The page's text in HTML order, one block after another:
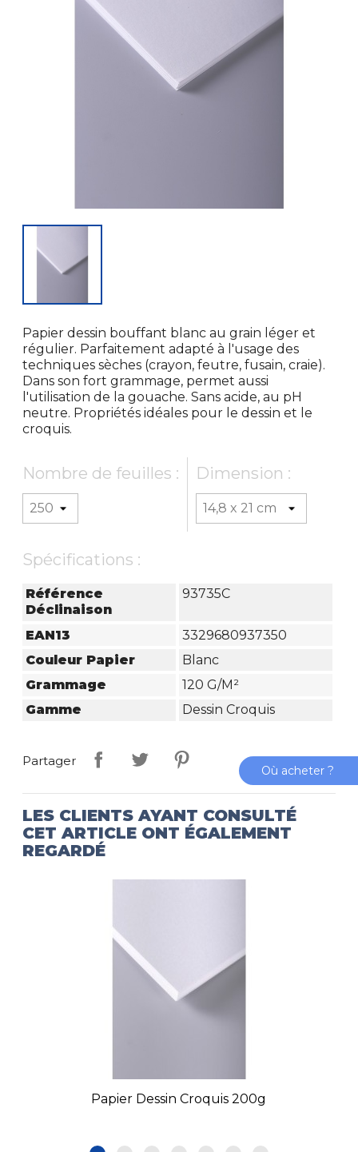
Papier dessin bouffant blanc au grain léger et
régulier. Parfaitement adapté à l'usage des
techniques sèches (crayon, feutre, fusain, craie).
Dans son fort grammage, permet aussi
l'utilisation de la gouache. Sans acide, au pH
neutre. Propriétés idéales pour le dessin et le
croquis.
Nombre de feuilles : Dimension :
Spécifications :
Référence
Déclinaison
93735C
EAN13
3329680937350
Couleur Papier
Blanc
Grammage
120 G/m²
Gamme
Dessin Croquis
Partager
LES CLIENTS AYANT CONSULTÉ
CET ARTICLE ONT ÉGALEMENT
REGARDÉ
Papier Dessin Croquis 200g
Où acheter ?